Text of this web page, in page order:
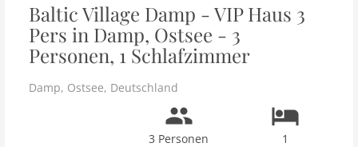
Baltic Village Damp - VIP Haus 3
Pers in Damp, Ostsee - 3
Personen, 1 Schlafzimmer
Damp, Ostsee, Deutschland
3 Personen
1